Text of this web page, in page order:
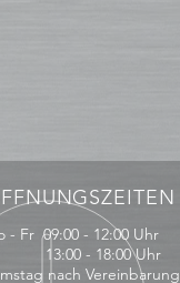
- Fr 09:00 - 12:00 Uhr
- 18:00 Uhr
nach Vereinbarung